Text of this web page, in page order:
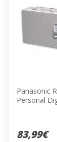
Panasonic
Personal
83,99€